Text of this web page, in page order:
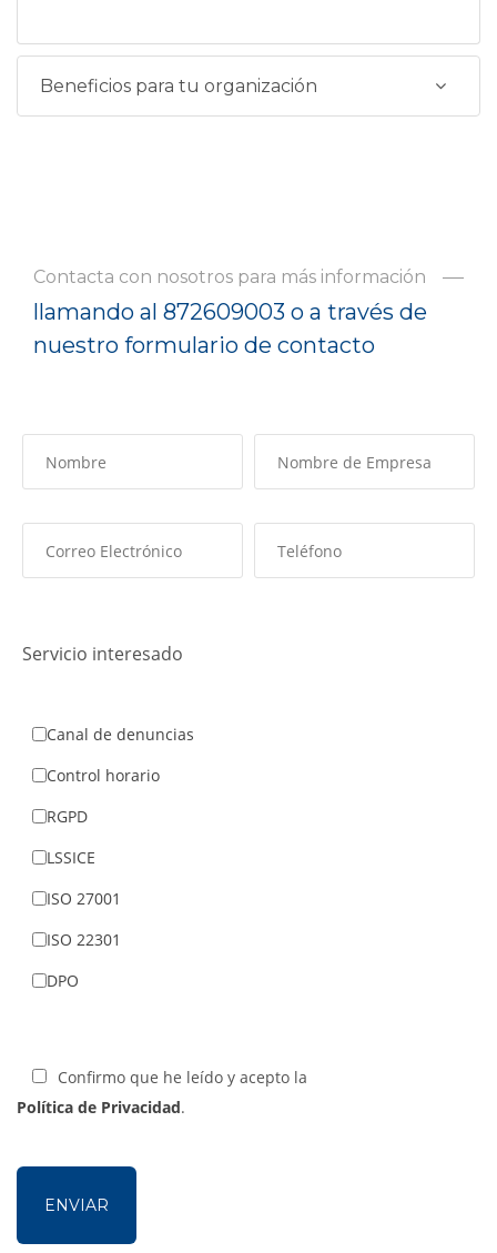
Beneficios para tu organización
Contacta con nosotros para más información
llamando al 872609003 o a través de
nuestro formulario de contacto
Servicio interesado
Canal de denuncias
Control horario
RGPD
LSSICE
ISO 27001
ISO 22301
DPO
Confirmo que he leído y acepto la
Política de Privacidad.